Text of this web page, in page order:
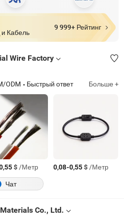
Кабель
9 999+ Рейтинг
Wire Factory
ODM Быстрый ответ Больше +
$/Метр 0,08-0,55$/Метр
Чат
Co., Ltd.